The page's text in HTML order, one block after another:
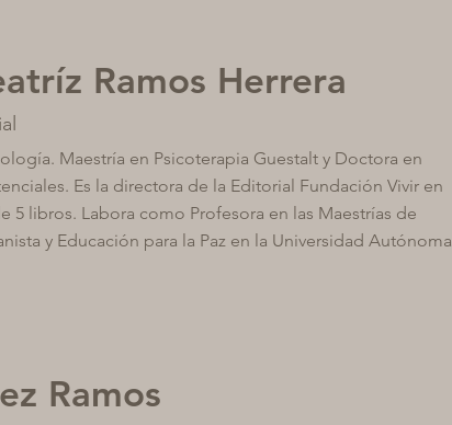
Ramos Herrera
Maestría en Psicoterapia Guestalt y Doctora en
Es la directora de la Editorial Fundación Vivir en
5 libros. Labora como Profesora en las Maestrías de
y Educación para la Paz en la Universidad Autónoma
Ramos